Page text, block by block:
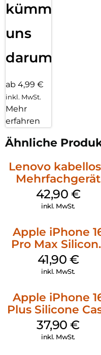
kümmern
uns
darum!
ab 4,99 €
inkl. MwSt.
Mehr
erfahren
Ähnliche
Lenovo
Mehrfachgerät
Luna Grey
42,90 €
inkl. MwSt.
Apple iPhone
Pro Max
Case MagSafe
Ultramarine
41,90 €
inkl. MwSt.
Apple iPhone
Plus Silicone
MagSafe Lake
Green
37,90€
inkl. MwSt.